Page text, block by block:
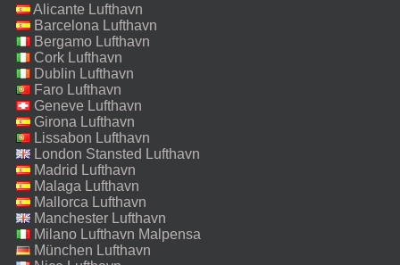
Alicante Lufthavn
Barcelona Lufthavn
Bergamo Lufthavn
Cork Lufthavn
Dublin Lufthavn
Faro Lufthavn
Geneve Lufthavn
Girona Lufthavn
Lissabon Lufthavn
London Stansted Lufthavn
Madrid Lufthavn
Malaga Lufthavn
Mallorca Lufthavn
Manchester Lufthavn
Milano Lufthavn Malpensa
München Lufthavn